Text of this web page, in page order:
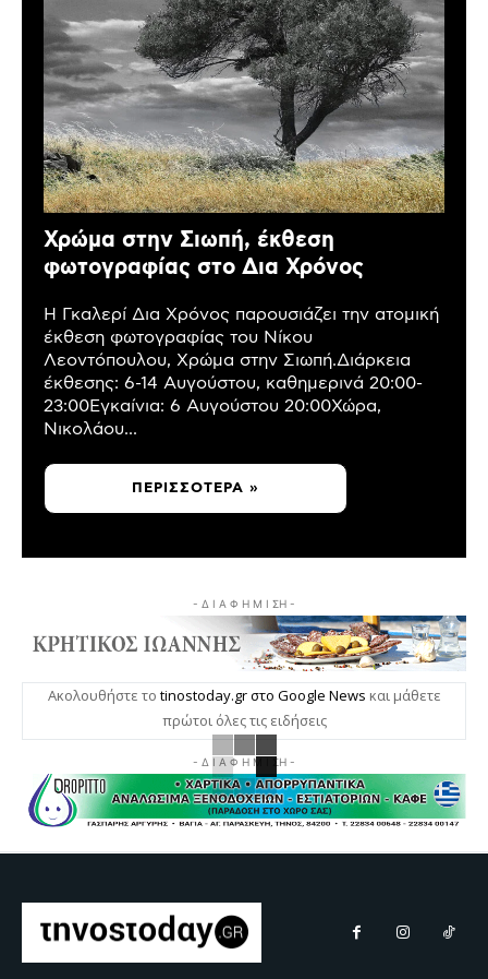
Χρώμα στην Σιωπή, έκθεση
φωτογραφίας στο Δια Χρόνος
Η Γκαλερί Δια Χρόνος παρουσιάζει την ατομική
έκθεση φωτογραφίας του Νίκου
Λεοντόπουλου, Χρώμα στην Σιωπή.Διάρκεια
έκθεσης: 6-14 Αυγούστου, καθημερινά 20:00-
23:00Εγκαίνια: 6 Αυγούστου 20:00Χώρα,
Νικολάου...
ΠΕΡΙΣΣΌΤΕΡΑ »
- Δ Ι Α Φ Η Μ Ι ΣΗ -
Ακολουθήστε το tinostoday.gr στο Google News και μάθετε
πρώτοι όλες τις ειδήσεις
- Δ Ι Α Φ Η Μ Ι ΣΗ -